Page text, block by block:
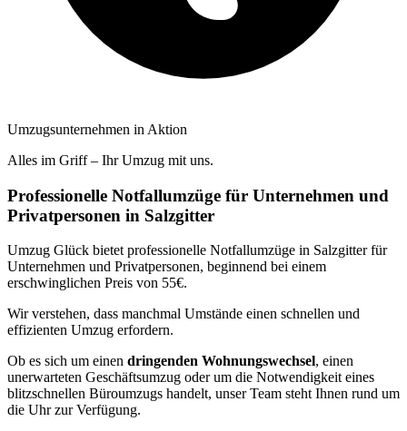
Umzugsunternehmen in Aktion
Alles im Griff – Ihr Umzug mit uns.
Professionelle Notfallumzüge für Unternehmen und
Privatpersonen in Salzgitter
Umzug Glück bietet professionelle Notfallumzüge in Salzgitter für
Unternehmen und Privatpersonen, beginnend bei einem
erschwinglichen Preis von 55€.
Wir verstehen, dass manchmal Umstände einen schnellen und
effizienten Umzug erfordern.
Ob es sich um einen dringenden Wohnungswechsel, einen
unerwarteten Geschäftsumzug oder um die Notwendigkeit eines
blitzschnellen Büroumzugs handelt, unser Team steht Ihnen rund um
die Uhr zur Verfügung.